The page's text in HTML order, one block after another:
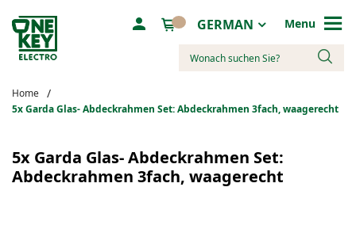
Suche
Sprache
GERMAN Menu
Home
5х Garda Glas- Abdeckrahmen Set: Abdeckrahmen 3fach, waagerecht
der
Bildergalerie
5х Garda Glas- Abdeckrahmen Set:
Abdeckrahmen 3fach, waagerecht